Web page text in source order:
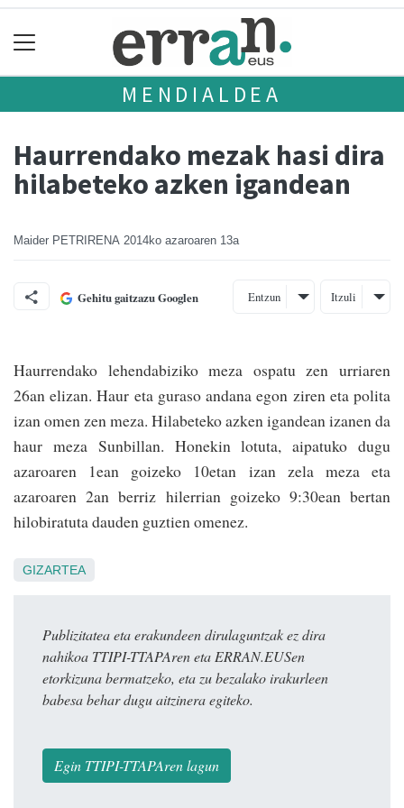
MENDIALDEA
Haurrendako mezak hasi dira
hilabeteko azken igandean
Maider PETRIRENA 2014ko azaroaren 13a
Gehitu gaitzazu Googlen Entzun Itzuli
Haurrendako lehendabiziko meza ospatu zen urriaren
26an elizan. Haur eta guraso andana egon ziren eta polita
izan omen zen meza. Hilabeteko azken igandean izanen da
haur meza Sunbillan. Honekin lotuta, aipatuko dugu
azaroaren 1ean goizeko 10etan izan zela meza eta
azaroaren 2an berriz hilerrian goizeko 9:30ean bertan
hilobiratuta dauden guztien omenez.
GIZARTEA
Publizitatea eta erakundeen dirulaguntzak ez dira
nahikoa TTIPI-TTAPAren eta ERRAN.EUSen
etorkizuna bermatzeko, eta zu bezalako irakurleen
babesa behar dugu aitzinera egiteko.
Egin TTIPI-TTAPAren lagun